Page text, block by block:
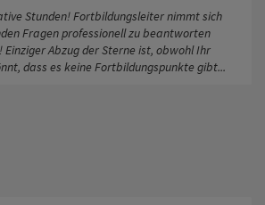
Stunden! Fortbildungsleiter nimmt sich
Fragen professionell zu beantworten
Abzug der Sterne ist, obwohl Ihr
dass es keine Fortbildungspunkte gibt...